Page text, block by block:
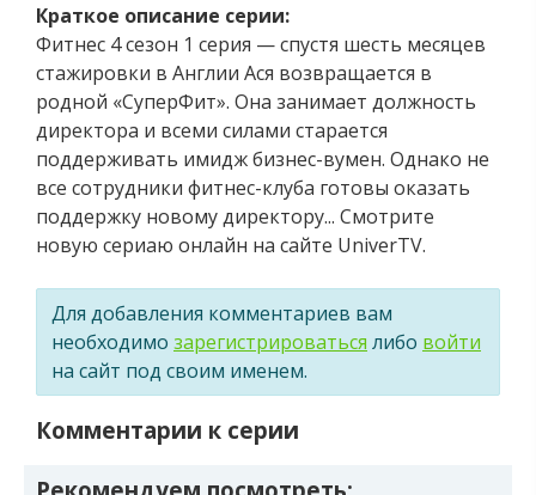
Краткое описание серии:
Фитнес 4 сезон 1 серия — спустя шесть месяцев
стажировки в Англии Ася возвращается в
родной «СуперФит». Она занимает должность
директора и всеми силами старается
поддерживать имидж бизнес-вумен. Однако не
все сотрудники фитнес-клуба готовы оказать
поддержку новому директору... Смотрите
новую сериаю онлайн на сайте UniverTV.
Для добавления комментариев вам
необходимо зарегистрироваться либо войти
на сайт под своим именем.
Комментарии к серии